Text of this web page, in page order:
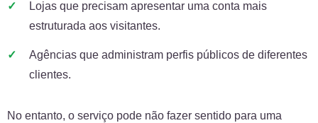
Lojas que precisam apresentar uma conta mais
estruturada aos visitantes.
Agências que administram perfis públicos de diferentes
clientes.
No entanto, o serviço pode não fazer sentido para uma